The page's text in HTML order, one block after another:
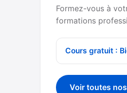
Formez-vous à
formations
Cours gratuit :
Voir toutes